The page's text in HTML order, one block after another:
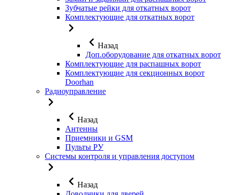
Зубчатые рейки для откатных ворот
Комплектующие для откатных ворот
Назад
Доп.оборудование для откатных ворот
Комплектующие для распашных ворот
Комплектующие для секционных ворот
Doorhan
Радиоуправление
Назад
Антенны
Приемники и GSM
Пульты РУ
Системы контроля и управления доступом
Назад